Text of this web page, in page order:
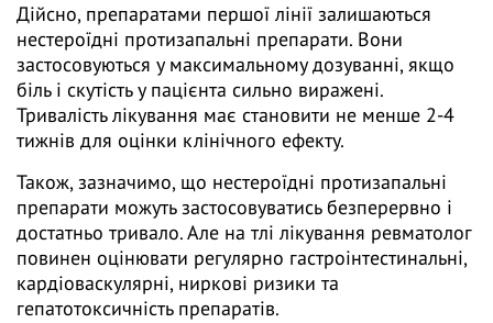
Дійсно, препаратами першої лінії залишаються
нестероїдні протизапальні препарати. Вони
застосовуються у максимальному дозуванні, якщо
біль і скутість у пацієнта сильно виражені.
Тривалість лікування має становити не менше 2-4
тижнів для оцінки клінічного ефекту.
Також, зазначимо, що нестероїдні протизапальні
препарати можуть застосовуватись безперервно і
достатньо тривало. Але на тлі лікування ревматолог
повинен оцінювати регулярно гастроінтестинальні,
кардіоваскулярні, ниркові ризики та
гепатотоксичність препаратів.